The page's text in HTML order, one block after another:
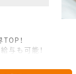
！
与も可能！
います